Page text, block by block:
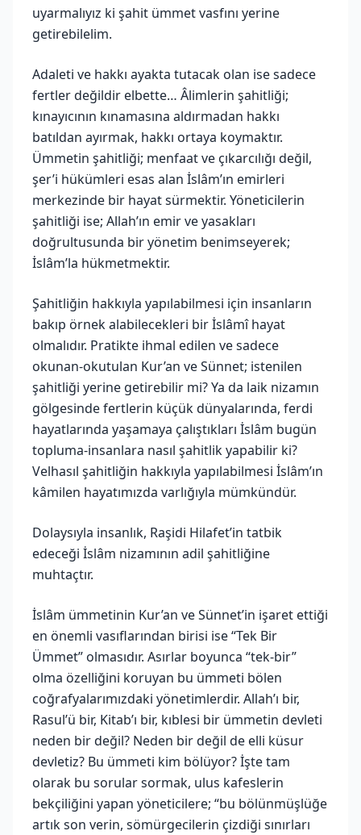
uyarmalıyız ki şahit ümmet vasfını yerine
getirebilelim.
Adaleti ve hakkı ayakta tutacak olan ise sadece
fertler değildir elbette… Âlimlerin şahitliği;
kınayıcının kınamasına aldırmadan hakkı
batıldan ayırmak, hakkı ortaya koymaktır.
Ümmetin şahitliği; menfaat ve çıkarcılığı değil,
şer’i hükümleri esas alan İslâm’ın emirleri
merkezinde bir hayat sürmektir. Yöneticilerin
şahitliği ise; Allah’ın emir ve yasakları
doğrultusunda bir yönetim benimseyerek;
İslâm’la hükmetmektir.
Şahitliğin hakkıyla yapılabilmesi için insanların
bakıp örnek alabilecekleri bir İslâmî hayat
olmalıdır. Pratikte ihmal edilen ve sadece
okunan-okutulan Kur’an ve Sünnet; istenilen
şahitliği yerine getirebilir mi? Ya da laik nizamın
gölgesinde fertlerin küçük dünyalarında, ferdi
hayatlarında yaşamaya çalıştıkları İslâm bugün
topluma-insanlara nasıl şahitlik yapabilir ki?
Velhasıl şahitliğin hakkıyla yapılabilmesi İslâm’ın
kâmilen hayatımızda varlığıyla mümkündür.
Dolaysıyla insanlık, Raşidi Hilafet’in tatbik
edeceği İslâm nizamının adil şahitliğine
muhtaçtır.
İslâm ümmetinin Kur’an ve Sünnet’in işaret ettiği
en önemli vasıflarından birisi ise “Tek Bir
Ümmet” olmasıdır. Asırlar boyunca “tek-bir”
olma özelliğini koruyan bu ümmeti bölen
coğrafyalarımızdaki yönetimlerdir. Allah’ı bir,
Rasul’ü bir, Kitab’ı bir, kıblesi bir ümmetin devleti
neden bir değil? Neden bir değil de elli küsur
devletiz? Bu ümmeti kim bölüyor? İşte tam
olarak bu sorular sormak, ulus kafeslerin
bekçiliğini yapan yöneticilere; “bu bölünmüşlüğe
artık son verin, sömürgecilerin çizdiği sınırları